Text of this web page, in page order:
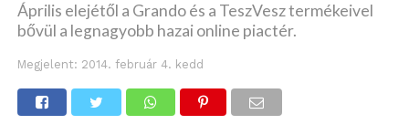
Április elejétől a Grando és a TeszVesz termékeivel
bővül a legnagyobb hazai online piactér.
Megjelent: 2014. február 4. kedd